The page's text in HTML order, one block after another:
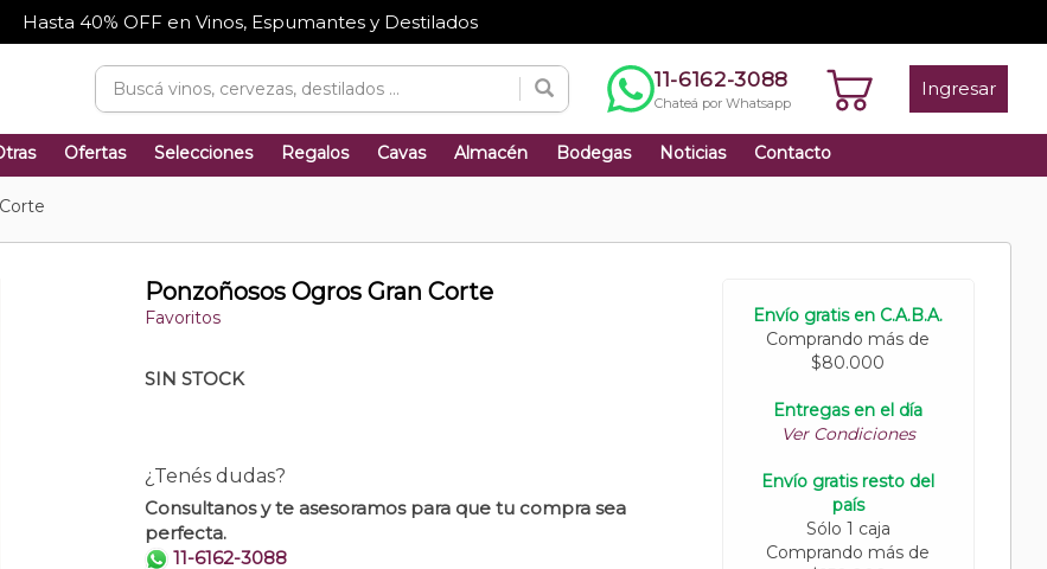
Hasta 40% OFF en Vinos, Espumantes y Destilados
11-6162-3088
Chateá por Whatsapp
Ingresar
Ofertas Selecciones Regalos Cavas Almacén Bodegas Noticias Contacto
Ponzoñosos Ogros Gran Corte
Favoritos
SIN STOCK
¿Tenés dudas?
Consultanos y te asesoramos para que tu compra sea
perfecta.
11-6162-3088
Envío gratis en C.A.B.A.
Comprando más de
$80.000
Entregas en el día
Ver Condiciones
Envío gratis resto del
país
Sólo 1 caja
Comprando más de